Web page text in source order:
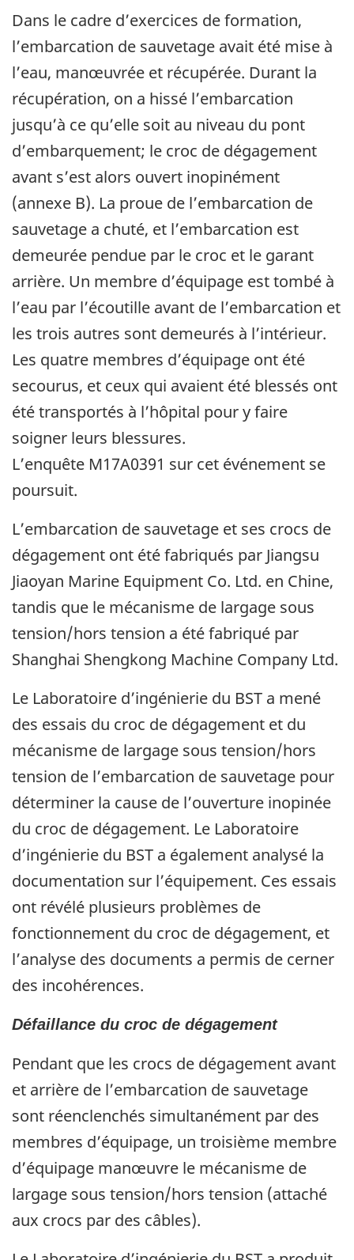
Dans le cadre d’exercices de formation,
l’embarcation de sauvetage avait été mise à
l’eau, manœuvrée et récupérée. Durant la
récupération, on a hissé l’embarcation
jusqu’à ce qu’elle soit au niveau du pont
d’embarquement; le croc de dégagement
avant s’est alors ouvert inopinément
(annexe B). La proue de l’embarcation de
sauvetage a chuté, et l’embarcation est
demeurée pendue par le croc et le garant
arrière. Un membre d’équipage est tombé à
l’eau par l’écoutille avant de l’embarcation et
les trois autres sont demeurés à l’intérieur.
Les quatre membres d’équipage ont été
secourus, et ceux qui avaient été blessés ont
été transportés à l’hôpital pour y faire
soigner leurs blessures.
L’enquête M17A0391 sur cet événement se
poursuit.
L’embarcation de sauvetage et ses crocs de
dégagement ont été fabriqués par Jiangsu
Jiaoyan Marine Equipment Co. Ltd. en Chine,
tandis que le mécanisme de largage sous
tension/hors tension a été fabriqué par
Shanghai Shengkong Machine Company Ltd.
Le Laboratoire d’ingénierie du BST a mené
des essais du croc de dégagement et du
mécanisme de largage sous tension/hors
tension de l’embarcation de sauvetage pour
déterminer la cause de l’ouverture inopinée
du croc de dégagement. Le Laboratoire
d’ingénierie du BST a également analysé la
documentation sur l’équipement. Ces essais
ont révélé plusieurs problèmes de
fonctionnement du croc de dégagement, et
l’analyse des documents a permis de cerner
des incohérences.
Défaillance du croc de dégagement
Pendant que les crocs de dégagement avant
et arrière de l’embarcation de sauvetage
sont réenclenchés simultanément par des
membres d’équipage, un troisième membre
d’équipage manœuvre le mécanisme de
largage sous tension/hors tension (attaché
aux crocs par des câbles).